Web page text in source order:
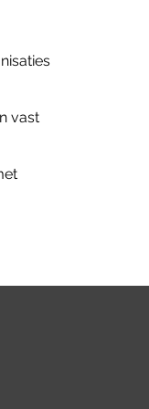
vast